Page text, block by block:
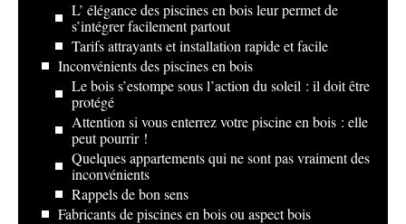
L’ élégance des piscines en bois leur permet de
s’intégrer facilement partout
Tarifs attrayants et installation rapide et facile
Inconvénients des piscines en bois
Le bois s’estompe sous l’action du soleil : il doit être
protégé
Attention si vous enterrez votre piscine en bois : elle
peut pourrir !
Quelques appartements qui ne sont pas vraiment des
inconvénients
Rappels de bon sens
Fabricants de piscines en bois ou aspect bois